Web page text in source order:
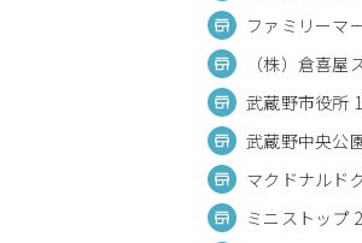
ファミリーマ
（株）倉喜屋
武蔵野市役所
武蔵野中央公
マクドナルド
ミニストップ